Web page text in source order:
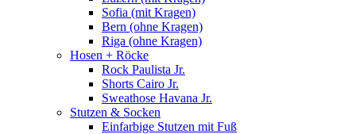
Sofia (mit Kragen)
Bern (ohne Kragen)
Riga (ohne Kragen)
Hosen + Röcke
Rock Paulista Jr.
Shorts Cairo Jr.
Sweathose Havana Jr.
Stutzen & Socken
Einfarbige Stutzen mit Fuß